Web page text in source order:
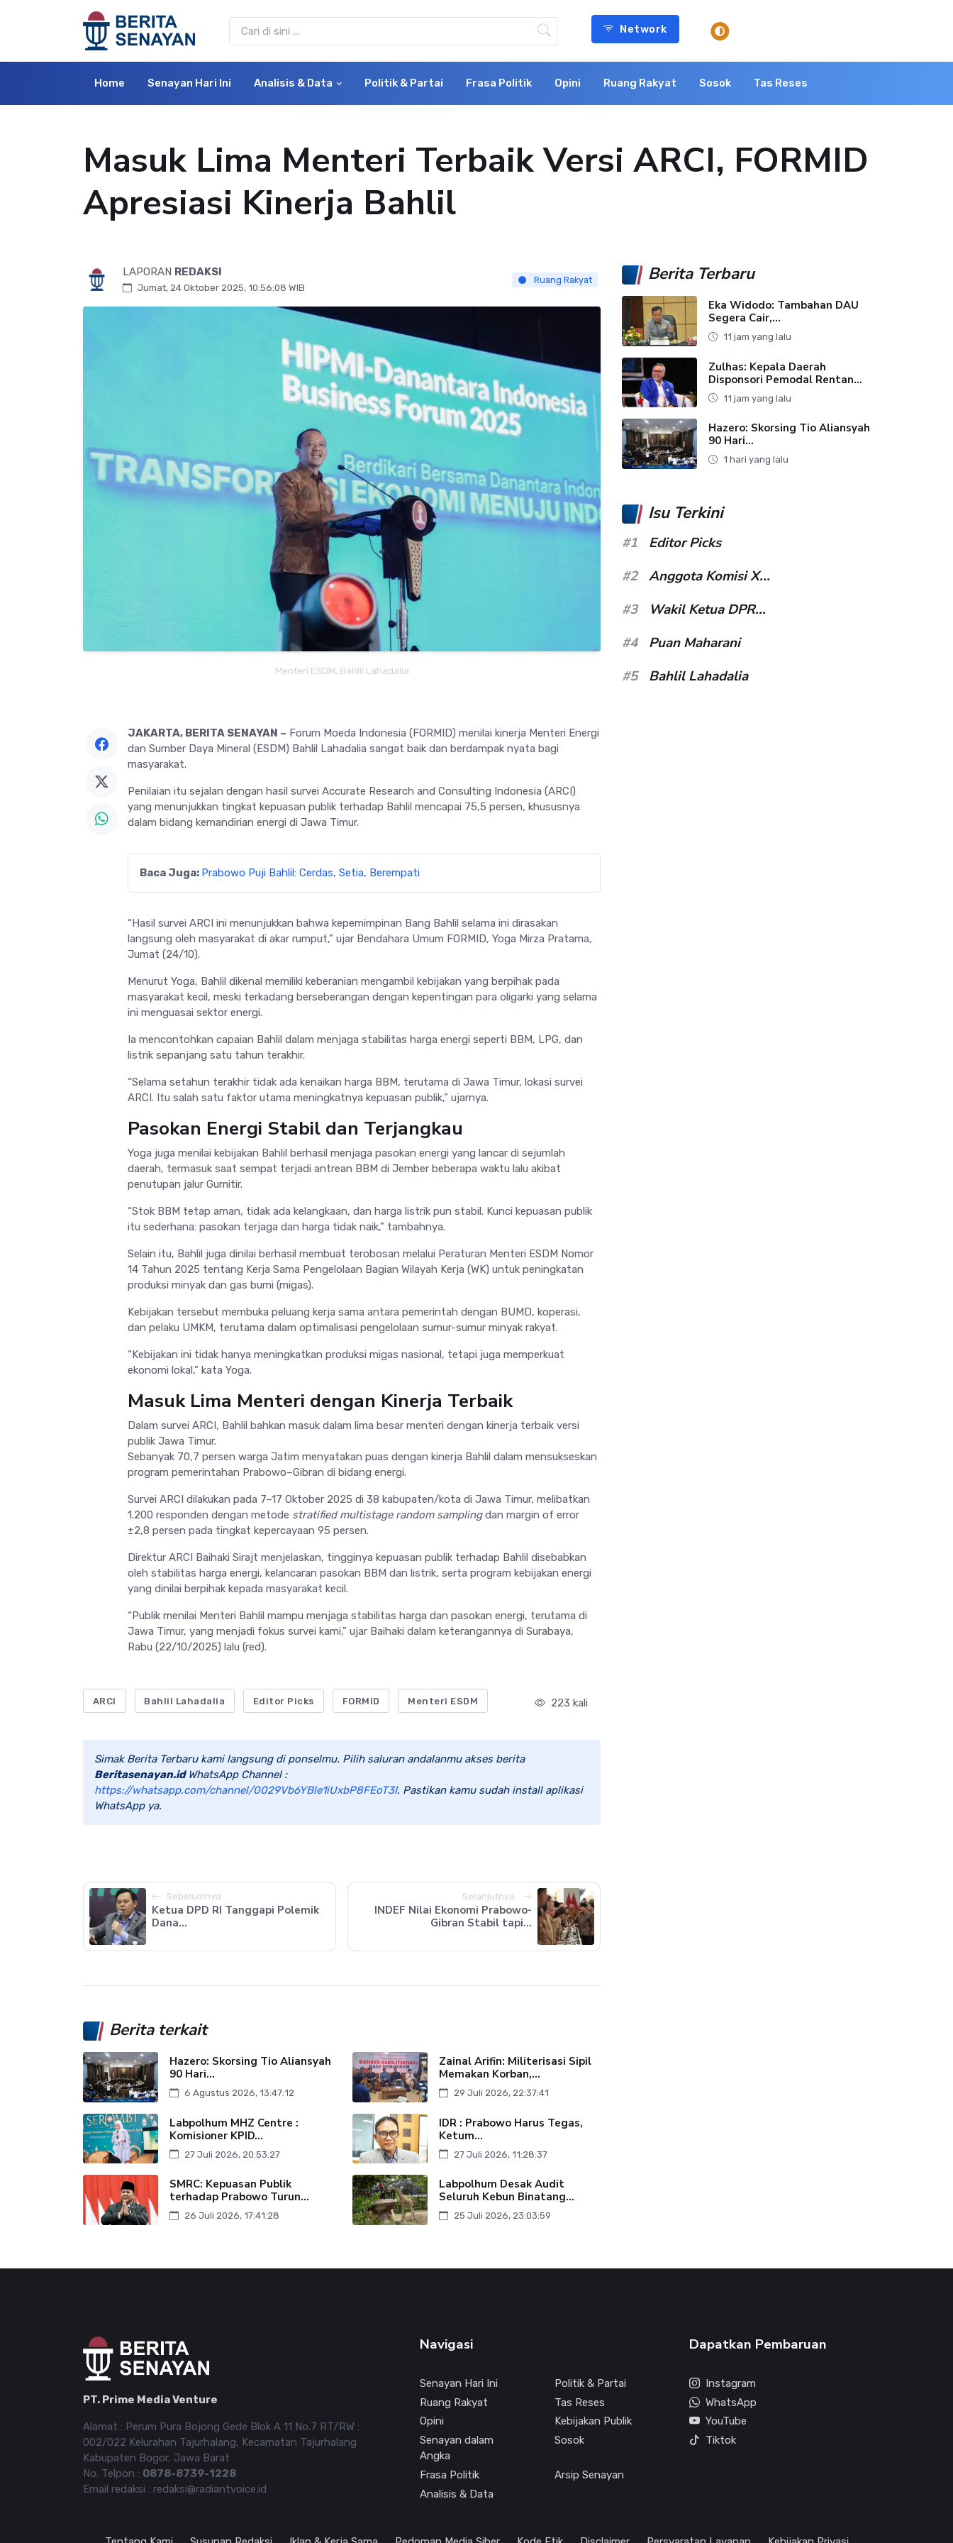
Network
Home Senayan Hari Ini Analisis & Data Politik & Partai Frasa Politik Opini Ruang Rakyat Sosok Tas Reses
Masuk Lima Menteri Terbaik Versi ARCI, FORMID
Apresiasi Kinerja Bahlil
LAPORAN REDAKSI
Jumat, 24 Oktober 2025, 10:56:08 WIB
Ruang Rakyat
Menteri ESDM, Bahlil Lahadalia
JAKARTA, BERITA SENAYAN – Forum Moeda Indonesia (FORMID) menilai kinerja Menteri Energi
dan Sumber Daya Mineral (ESDM) Bahlil Lahadalia sangat baik dan berdampak nyata bagi
masyarakat.
Penilaian itu sejalan dengan hasil survei Accurate Research and Consulting Indonesia (ARCI)
yang menunjukkan tingkat kepuasan publik terhadap Bahlil mencapai 75,5 persen, khususnya
dalam bidang kemandirian energi di Jawa Timur.
Baca Juga: Prabowo Puji Bahlil: Cerdas, Setia, Berempati
“Hasil survei ARCI ini menunjukkan bahwa kepemimpinan Bang Bahlil selama ini dirasakan
langsung oleh masyarakat di akar rumput,” ujar Bendahara Umum FORMID, Yoga Mirza Pratama,
Jumat (24/10).
Menurut Yoga, Bahlil dikenal memiliki keberanian mengambil kebijakan yang berpihak pada
masyarakat kecil, meski terkadang berseberangan dengan kepentingan para oligarki yang selama
ini menguasai sektor energi.
Ia mencontohkan capaian Bahlil dalam menjaga stabilitas harga energi seperti BBM, LPG, dan
listrik sepanjang satu tahun terakhir.
“Selama setahun terakhir tidak ada kenaikan harga BBM, terutama di Jawa Timur, lokasi survei
ARCI. Itu salah satu faktor utama meningkatnya kepuasan publik,” ujarnya.
Pasokan Energi Stabil dan Terjangkau
Yoga juga menilai kebijakan Bahlil berhasil menjaga pasokan energi yang lancar di sejumlah
daerah, termasuk saat sempat terjadi antrean BBM di Jember beberapa waktu lalu akibat
penutupan jalur Gumitir.
“Stok BBM tetap aman, tidak ada kelangkaan, dan harga listrik pun stabil. Kunci kepuasan publik
itu sederhana: pasokan terjaga dan harga tidak naik,” tambahnya.
Selain itu, Bahlil juga dinilai berhasil membuat terobosan melalui Peraturan Menteri ESDM Nomor
14 Tahun 2025 tentang Kerja Sama Pengelolaan Bagian Wilayah Kerja (WK) untuk peningkatan
produksi minyak dan gas bumi (migas).
Kebijakan tersebut membuka peluang kerja sama antara pemerintah dengan BUMD, koperasi,
dan pelaku UMKM, terutama dalam optimalisasi pengelolaan sumur-sumur minyak rakyat.
“Kebijakan ini tidak hanya meningkatkan produksi migas nasional, tetapi juga memperkuat
ekonomi lokal,” kata Yoga.
Masuk Lima Menteri dengan Kinerja Terbaik
Dalam survei ARCI, Bahlil bahkan masuk dalam lima besar menteri dengan kinerja terbaik versi
publik Jawa Timur.
Sebanyak 70,7 persen warga Jatim menyatakan puas dengan kinerja Bahlil dalam mensukseskan
program pemerintahan Prabowo–Gibran di bidang energi.
Survei ARCI dilakukan pada 7–17 Oktober 2025 di 38 kabupaten/kota di Jawa Timur, melibatkan
1.200 responden dengan metode stratified multistage random samplingdan margin of error
±2,8 persen pada tingkat kepercayaan 95 persen.
Direktur ARCI Baihaki Sirajt menjelaskan, tingginya kepuasan publik terhadap Bahlil disebabkan
oleh stabilitas harga energi, kelancaran pasokan BBM dan listrik, serta program kebijakan energi
yang dinilai berpihak kepada masyarakat kecil.
“Publik menilai Menteri Bahlil mampu menjaga stabilitas harga dan pasokan energi, terutama di
Jawa Timur, yang menjadi fokus survei kami,” ujar Baihaki dalam keterangannya di Surabaya,
Rabu (22/10/2025) lalu (red).
ARCI Bahlil Lahadalia Editor Picks FORMID Menteri ESDM 223 kali
Simak Berita Terbaru kami langsung di ponselmu. Pilih saluran andalanmu akses berita
Beritasenayan.idWhatsApp Channel :
https://whatsapp.com/channel/0029Vb6YBle1iUxbP8FEoT3I. Pastikan kamu sudah install aplikasi
WhatsApp ya.
Sebelumnya
Ketua DPD RI Tanggapi Polemik
Dana...
Selanjutnya
INDEF Nilai Ekonomi Prabowo-
Gibran Stabil tapi...
Berita terkait
Hazero: Skorsing Tio Aliansyah
90 Hari...
6 Agustus 2026, 13:47:12
Zainal Arifin: Militerisasi Sipil
Memakan Korban,...
29 Juli 2026, 22:37:41
Labpolhum MHZ Centre :
Komisioner KPID...
27 Juli 2026, 20:53:27
IDR : Prabowo Harus Tegas,
Ketum...
27 Juli 2026, 11:28:37
SMRC: Kepuasan Publik
terhadap Prabowo Turun...
26 Juli 2026, 17:41:28
Labpolhum Desak Audit
Seluruh Kebun Binatang...
25 Juli 2026, 23:03:59
Berita Terbaru
Eka Widodo: Tambahan DAU
Segera Cair,...
11 jam yang lalu
Zulhas: Kepala Daerah
Disponsori Pemodal Rentan...
11 jam yang lalu
Hazero: Skorsing Tio Aliansyah
90 Hari...
1 hari yang lalu
Isu Terkini
#1
Editor Picks
#2
Anggota Komisi X...
#3
Wakil Ketua DPR...
#4
Puan Maharani
#5
Bahlil Lahadalia
PT. Prime Media Venture
Alamat : Perum Pura Bojong Gede Blok A 11 No.7 RT/RW :
002/022 Kelurahan Tajurhalang, Kecamatan Tajurhalang
Kabupaten Bogor, Jawa Barat
No. Telpon : 0878-8739-1228
Email redaksi : redaksi@radiantvoice.id
Navigasi
Senayan Hari Ini
Politik & Partai
Ruang Rakyat
Tas Reses
Opini
Kebijakan Publik
Senayan dalam
Angka
Sosok
Frasa Politik
Arsip Senayan
Analisis & Data
Dapatkan Pembaruan
Instagram
WhatsApp
YouTube
Tiktok